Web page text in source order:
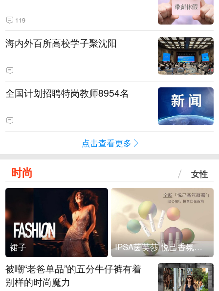
119
海内外百所高校学子聚沈阳
全国计划招聘特岗教师8954名
点击查看更多
时尚 女性
裙子 IPSA茵芙莎 悦己香氛凝露上市
被嘲“老爸单品”的五分牛仔裤有着
别样的时尚魔力